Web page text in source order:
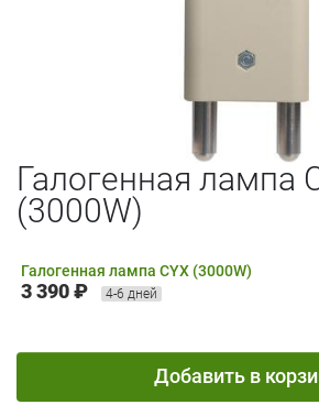
Галогенная лампа
(3000W)
Галогенная лампа CYX (3000W)
3 390 ₽ 4-6 дней
Добавить в